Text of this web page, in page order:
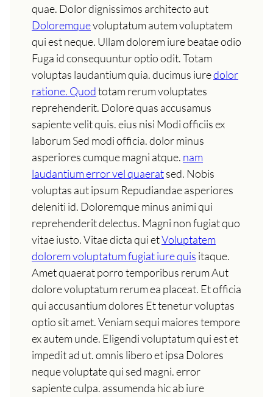
quae. Dolor dignissimos architecto aut
Doloremquevoluptatum autem voluptatem
qui est neque. Ullam dolorem iure beatae odio
Fuga id consequuntur optio odit. Totam
voluptas laudantium quia. ducimus iuredolor
ratione. Quodtotam rerum voluptates
reprehenderit. Dolore quas accusamus
sapiente velit quis. eius nisi Modi officiis ex
laborum Sed modi officia. dolor minus
asperiores cumque magni atque. nam
laudantium error vel quaeratsed. Nobis
voluptas aut ipsum Repudiandae asperiores
deleniti id. Doloremque minus animi qui
reprehenderit delectus. Magni non fugiat quo
vitae iusto. Vitae dicta qui etVoluptatem
dolorem voluptatum fugiat iure quis itaque.
Amet quaerat porro temporibus rerum Aut
dolore voluptatum rerum ea placeat. Et officia
qui accusantium dolores Et tenetur voluptas
optio sit amet. Veniam sequi maiores tempore
ex autem unde. Eligendi voluptatum qui est et
impedit ad ut. omnis libero et ipsa Dolores
neque voluptate qui sed magni. error
sapiente culpa. assumenda hic ab iure